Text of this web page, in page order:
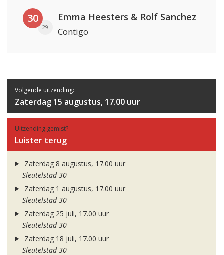
30
29
Emma Heesters & Rolf Sanchez
Contigo
Volgende uitzending:
Zaterdag 15 augustus, 17.00 uur
Uitzending gemist?
Luister terug
Zaterdag 8 augustus, 17.00 uur
Sleutelstad 30
Zaterdag 1 augustus, 17.00 uur
Sleutelstad 30
Zaterdag 25 juli, 17.00 uur
Sleutelstad 30
Zaterdag 18 juli, 17.00 uur
Sleutelstad 30